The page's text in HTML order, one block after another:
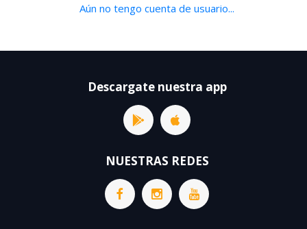
Aún no tengo cuenta de usuario...
Descargate nuestra app
NUESTRAS REDES